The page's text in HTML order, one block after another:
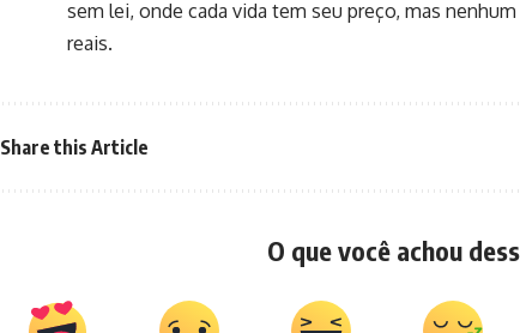
sem lei, onde cada vida tem seu preço, mas
reais.
Share this Article
O que você achou